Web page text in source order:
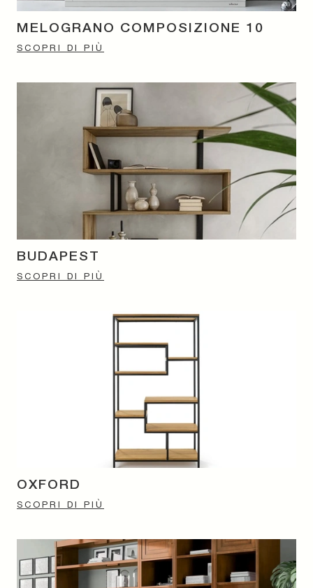
MELOGRANO COMPOSIZIONE 10
SCOPRI DI PIÙ
BUDAPEST
SCOPRI DI PIÙ
OXFORD
SCOPRI DI PIÙ